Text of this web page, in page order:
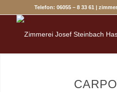
Telefon: 06055 – 8 33 61 |